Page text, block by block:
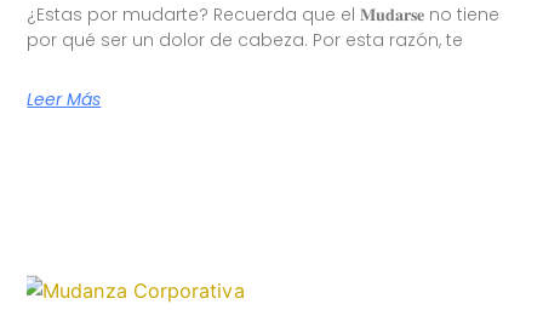
¿Estas por mudarte? Recuerda que el 𝐌𝐮𝐝𝐚𝐫𝐬𝐞 no tiene
por qué ser un dolor de cabeza. Por esta razón, te
Leer Más